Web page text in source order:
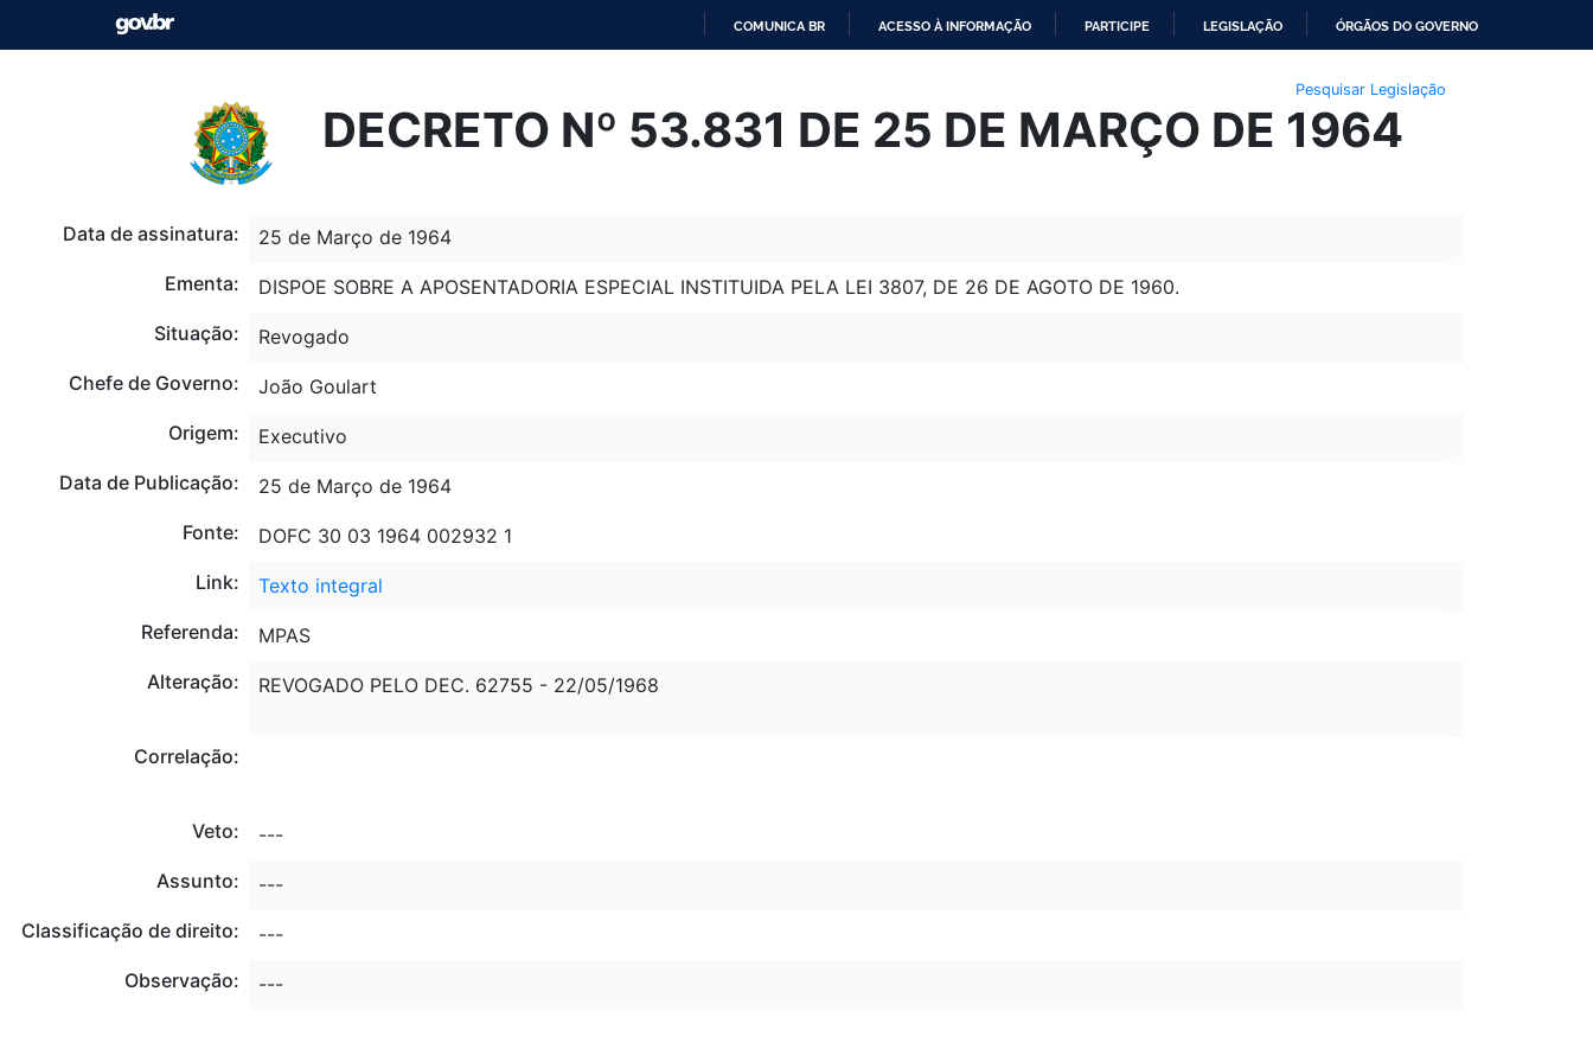
CONTEÚDO
COMUNICA BR ACESSO À INFORMAÇÃO PARTICIPE LEGISLAÇÃO ÓRGÃOS DO GOVERNO
Pesquisar Legislação
DECRETO Nº 53.831 DE 25 DE MARÇO DE 1964
Data de assinatura:
25 de Março de 1964
Ementa:
DISPOE SOBRE A APOSENTADORIA ESPECIAL INSTITUIDA PELA LEI 3807, DE 26 DE AGOTO DE 1960.
Situação:
Revogado
Chefe de Governo:
João Goulart
Origem:
Executivo
Data de Publicação:
25 de Março de 1964
Fonte:
DOFC 30 03 1964 002932 1
Link:
Texto integral
Referenda:
MPAS
Alteração:
REVOGADO PELO DEC. 62755 - 22/05/1968
Correlação:
Veto:
---
Assunto:
---
Classificação de direito:
---
Observação:
---